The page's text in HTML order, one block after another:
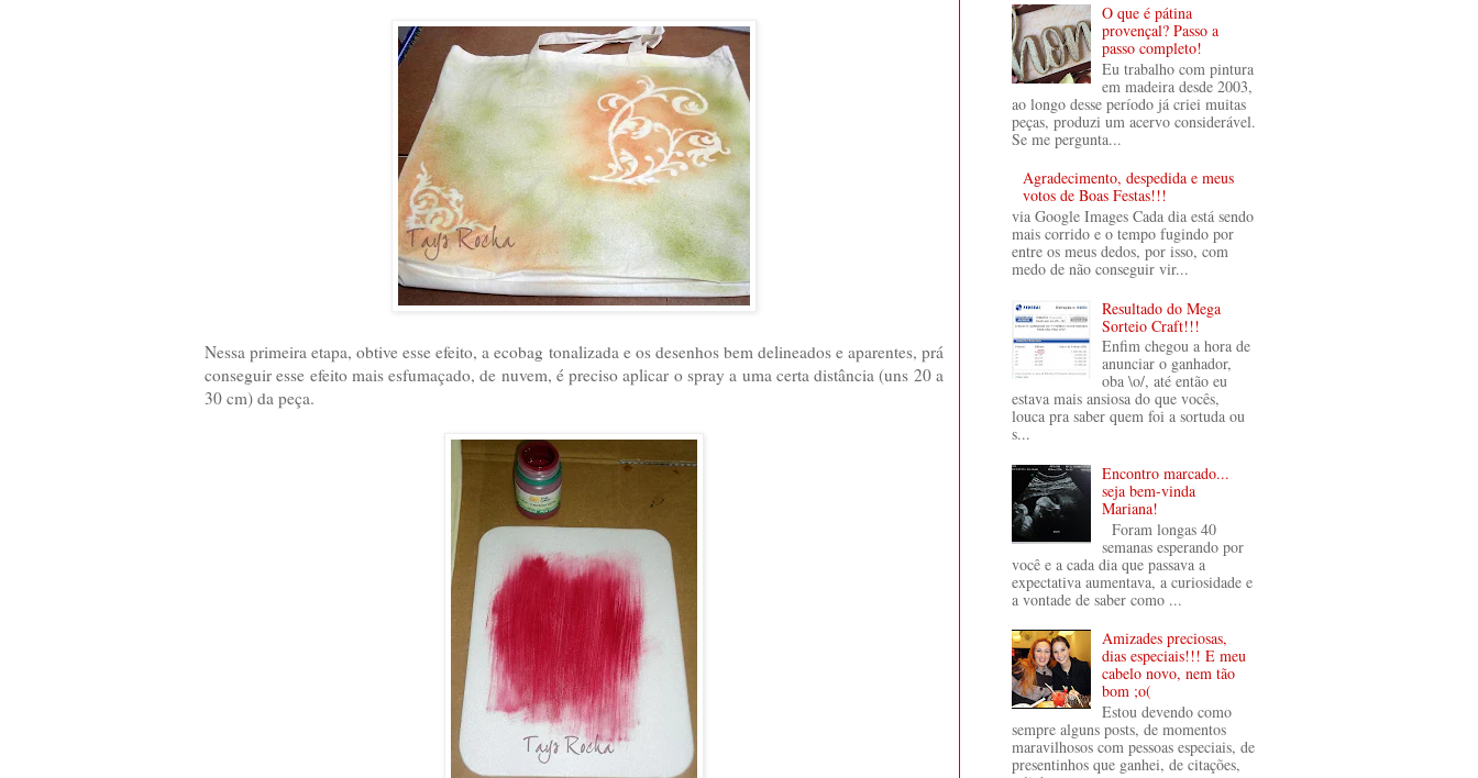
Nessa primeira etapa, obtive esse efeito, a ecobag tonalizada e os desenhos bem delineados e aparentes, prá
conseguir esse efeito mais esfumaçado, de nuvem, é preciso aplicar o spray a uma certa distância (uns 20 a
30 cm) da peça.
O que é pátina
provençal? Passo a
passo completo!
Eu trabalho com pintura
em madeira desde 2003,
ao longo desse período já criei muitas
peças, produzi um acervo considerável.
Se me pergunta...
Agradecimento, despedida e meus
votos de Boas Festas!!!
via Google Images Cada dia está sendo
mais corrido e o tempo fugindo por
entre os meus dedos, por isso, com
medo de não conseguir vir...
Resultado do Mega
Sorteio Craft!!!
Enfim chegou a hora de
anunciar o ganhador,
oba \o/, até então eu
estava mais ansiosa do que vocês,
louca pra saber quem foi a sortuda ou
s...
Encontro marcado...
seja bem-vinda
Mariana!
Foram longas 40
semanas esperando por
você e a cada dia que passava a
expectativa aumentava, a curiosidade e
a vontade de saber como ...
Amizades preciosas,
dias especiais!!! E meu
cabelo novo, nem tão
bom ;o(
Estou devendo como
sempre alguns posts, de momentos
maravilhosos com pessoas especiais, de
presentinhos que ganhei, de citações,